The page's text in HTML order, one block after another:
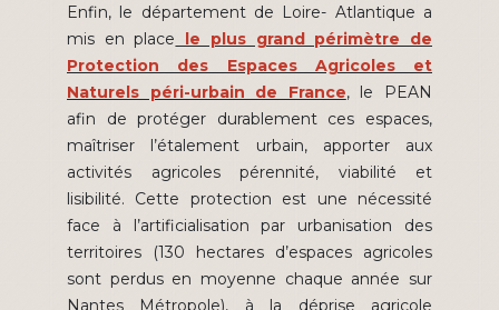
Enfin, le département de Loire- Atlantique a
mis en place le plus grand périmètre de
Protection des Espaces Agricoles et
Naturels péri-urbain de France, le PEAN
afin de protéger durablement ces espaces,
maîtriser l’étalement urbain, apporter aux
activités agricoles pérennité, viabilité et
lisibilité. Cette protection est une nécessité
face à l’artificialisation par urbanisation des
territoires (130 hectares d’espaces agricoles
sont perdus en moyenne chaque année sur
Nantes Métropole), à la déprise agricole